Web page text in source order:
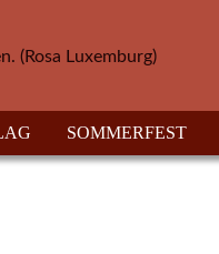
(Rosa Luxemburg)
SOMMERFEST